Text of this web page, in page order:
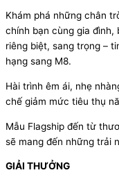
Khám phá những chân
chính bạn cùng gia đình,
riêng biệt, sang trọng –
hạng sang M8.
Hài trình êm ái, nhẹ
chế giảm mức tiêu thụ
Mẫu Flagship đến từ
sẽ mang đến những trải
GIẢI THƯỞNG